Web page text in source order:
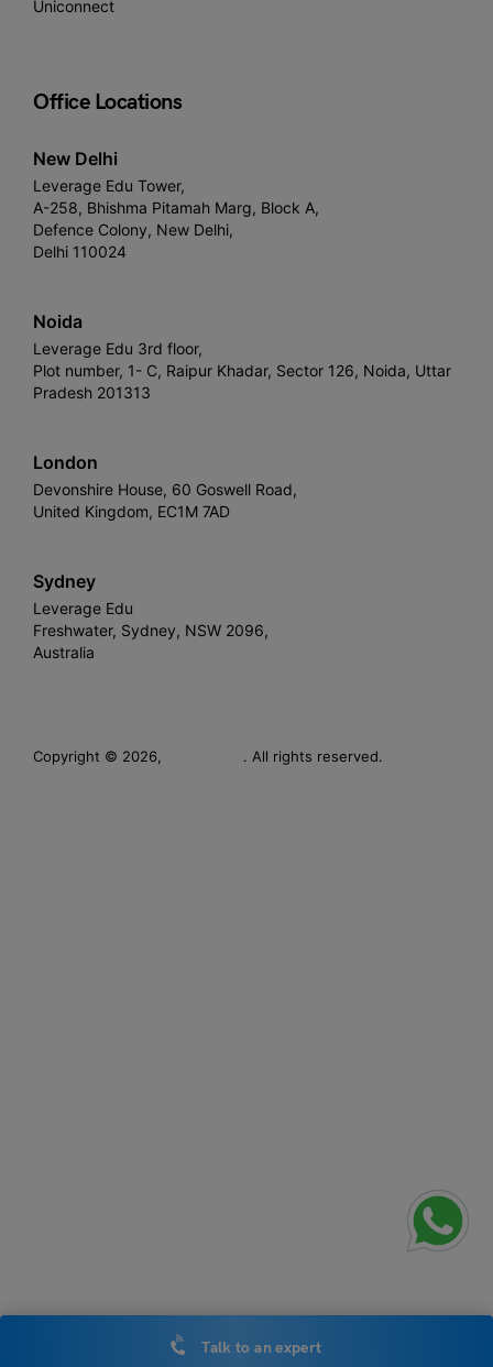
Uniconnect
Office Locations
New Delhi
Leverage Edu Tower,
A-258, Bhishma Pitamah Marg, Block A,
Defence Colony, New Delhi,
Delhi 110024
Noida
Leverage Edu 3rd floor,
Plot number, 1- C, Raipur Khadar, Sector 126, Noida, Uttar
Pradesh 201313
London
Devonshire House, 60 Goswell Road,
United Kingdom, EC1M 7AD
Sydney
Leverage Edu
Freshwater, Sydney, NSW 2096,
Australia
Copyright © 2026, . All rights reserved.
Talk to an expert